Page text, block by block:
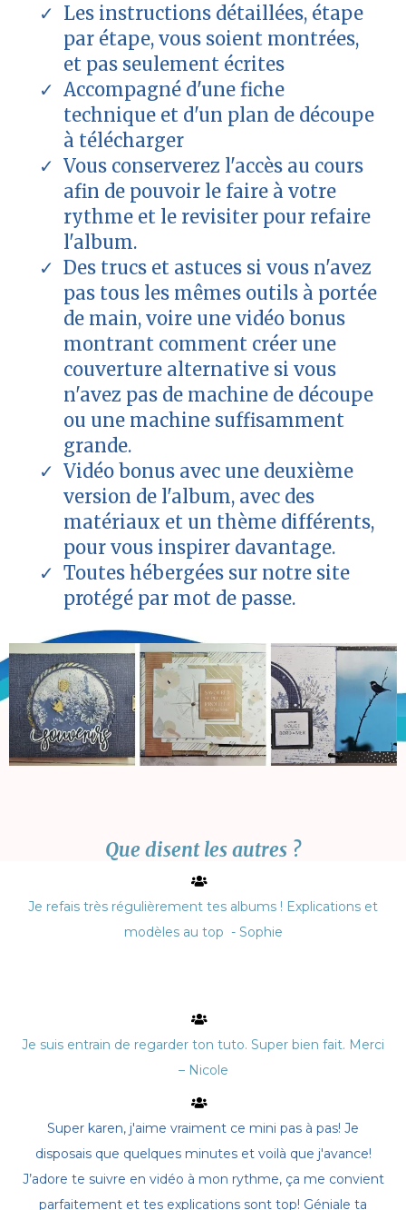
Les instructions détaillées, étape
par étape, vous soient montrées,
et pas seulement écrites
Accompagné d'une fiche
technique et d'un plan de découpe
à télécharger
Vous conserverez l'accès au cours
afin de pouvoir le faire à votre
rythme et le revisiter pour refaire
l'album.
Des trucs et astuces si vous n'avez
pas tous les mêmes outils à portée
de main, voire une vidéo bonus
montrant comment créer une
couverture alternative si vous
n'avez pas de machine de découpe
ou une machine suffisamment
grande.
Vidéo bonus avec une deuxième
version de l'album, avec des
matériaux et un thème différents,
pour vous inspirer davantage.
Toutes hébergées sur notre site
protégé par mot de passe.
Que disent les autres ?
Je refais très régulièrement tes albums ! Explications et
modèles au top - Sophie
Je suis entrain de regarder ton tuto. Super bien fait. Merci
– Nicole
Super karen, j'aime vraiment ce mini pas à pas! Je
disposais que quelques minutes et voilà que j'avance!
J’adore te suivre en vidéo à mon rythme, ça me convient
parfaitement et tes explications sont top! Géniale ta